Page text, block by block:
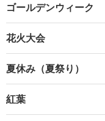
ゴールデンウィーク
花火大会
夏休み（夏祭り）
紅葉